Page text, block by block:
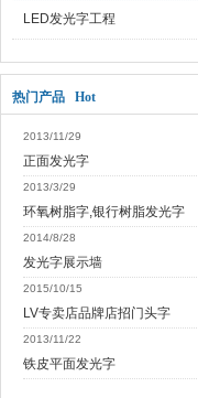
LED发光字工程
热门产品 Hot
2013/11/29
正面发光字
2013/3/29
环氧树脂字,银行树脂发光字
2014/8/28
发光字展示墙
2015/10/15
LV专卖店品牌店招门头字
2013/11/22
铁皮平面发光字